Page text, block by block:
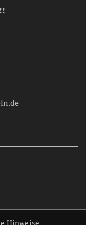
Hinweise